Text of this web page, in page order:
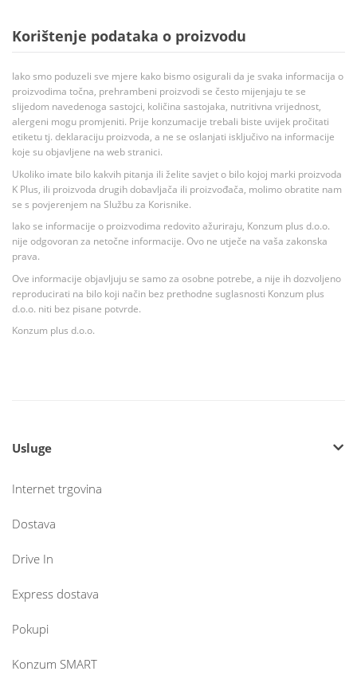
Korištenje podataka o proizvodu
Iako smo poduzeli sve mjere kako bismo osigurali da je svaka informacija o
proizvodima točna, prehrambeni proizvodi se često mijenjaju te se
slijedom navedenoga sastojci, količina sastojaka, nutritivna vrijednost,
alergeni mogu promjeniti. Prije konzumacije trebali biste uvijek pročitati
etiketu tj. deklaraciju proizvoda, a ne se oslanjati isključivo na informacije
koje su objavljene na web stranici.
Ukoliko imate bilo kakvih pitanja ili želite savjet o bilo kojoj marki proizvoda
K Plus, ili proizvoda drugih dobavljača ili proizvođača, molimo obratite nam
se s povjerenjem na Službu za Korisnike.
Iako se informacije o proizvodima redovito ažuriraju, Konzum plus d.o.o.
nije odgovoran za netočne informacije. Ovo ne utječe na vaša zakonska
prava.
Ove informacije objavljuju se samo za osobne potrebe, a nije ih dozvoljeno
reproducirati na bilo koji način bez prethodne suglasnosti Konzum plus
d.o.o. niti bez pisane potvrde.
Konzum plus d.o.o.
Usluge
Internet trgovina
Dostava
Drive In
Express dostava
Pokupi
Konzum SMART